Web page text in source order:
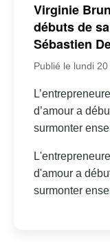
Virginie
débuts de
Sébastien
Publié le lundi
d’amour a
surmonter
d'amour a
surmonter